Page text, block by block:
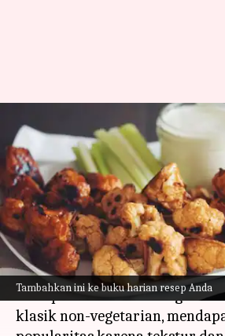
Tambahkan ini ke buku harian resep Anda
Resep: Cobalah
buffalo wings
vegetarian yang
menulis Bob Feb 19, 2024 06:09 am
Apa ceritanya
Hidangan buffalo wings
merupakan sentuhan
klasik non-vegetarian,